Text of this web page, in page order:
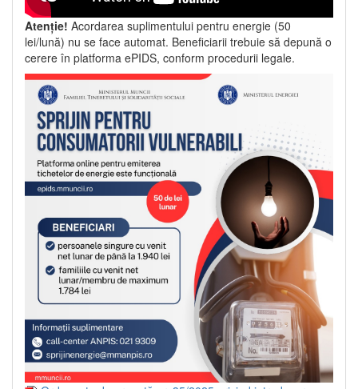
Atenție! Acordarea suplimentului pentru energie (50
lei/lună) nu se face automat. Beneficiarii trebuie să depună o
cerere în platforma ePIDS, conform procedurii legale.